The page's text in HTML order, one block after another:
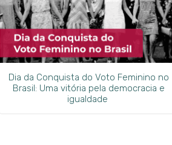
Dia da Conquista do Voto Feminino no
Brasil: Uma vitória pela democracia e
igualdade